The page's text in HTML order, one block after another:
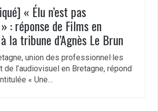
« Élu n’est pas
: réponse de Films en
la tribune d’Agnès Le Brun
union des professionnel·les
de l’audiovisuel en Bretagne, répond
« Une…